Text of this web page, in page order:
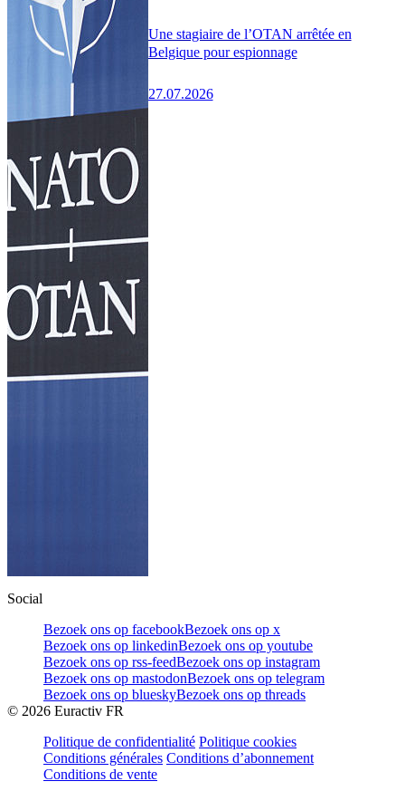
Une stagiaire de l’OTAN arrêtée en
Belgique pour espionnage
27.07.2026
Social
Bezoek ons op facebookBezoek ons op x
Bezoek ons op linkedinBezoek ons op youtube
Bezoek ons op rss-feedBezoek ons op instagram
Bezoek ons op mastodonBezoek ons op telegram
Bezoek ons op blueskyBezoek ons op threads
© 2026 Euractiv FR
Politique de confidentialité Politique cookies
Conditions générales Conditions d’abonnement
Conditions de vente